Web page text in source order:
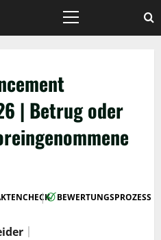
Hauptmenü
| Betrug oder
| BEWERTUNGSPROZESS